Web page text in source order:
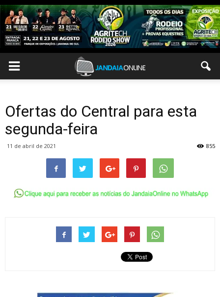
Ofertas do Central para esta
segunda-feira
11 de abril de 2021 855